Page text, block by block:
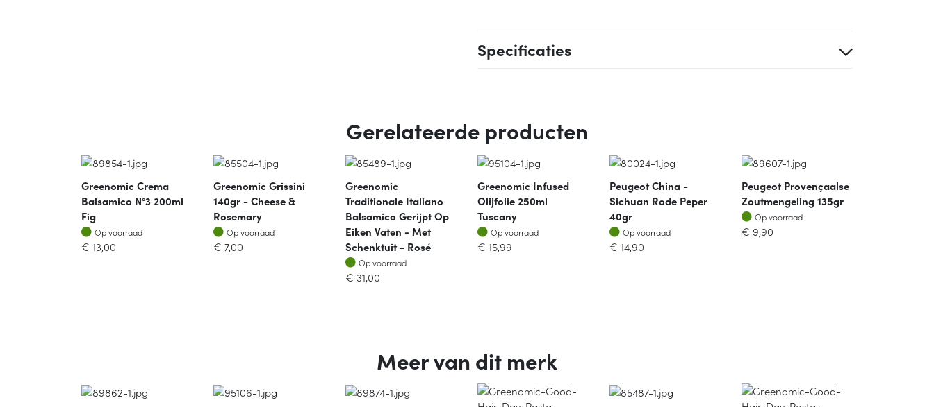
Specificaties
Gerelateerde producten
Greenomic Crema
Balsamico N°3 200ml
Fig
Op voorraad
Op voorraad
€ 13,00
Greenomic Grissini
140gr - Cheese &
Rosemary
Op voorraad
Op voorraad
€ 7,00
Greenomic
Traditionale Italiano
Balsamico Gerijpt Op
Eiken Vaten - Met
Schenktuit - Rosé
Op voorraad
Op voorraad
€ 31,00
Greenomic Infused
Olijfolie 250ml
Tuscany
Op voorraad
Op voorraad
€ 15,99
Peugeot China -
Sichuan Rode Peper
40gr
Op voorraad
Op voorraad
€ 14,90
Peugeot Provençaalse
Zoutmengeling 135gr
Op voorraad
Op voorraad
€ 9,90
Meer van dit merk